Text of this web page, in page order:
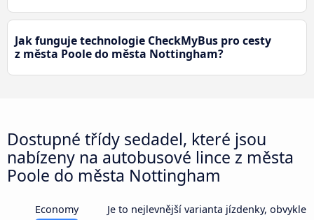
Jak funguje technologie CheckMyBus pro cesty
z města Poole do města Nottingham?
Dostupné třídy sedadel, které jsou
nabízeny na autobusové lince z města
Poole do města Nottingham
Economy
Je to nejlevnější varianta jízdenky, obvykle